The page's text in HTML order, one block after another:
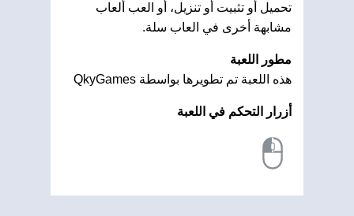
تحميل أو تثبيت أو تنزيل، أو العب ألعاب
مشابهة أخرى في العاب سلة.
مطور اللعبة
هذه اللعبة تم تطويرها بواسطة QkyGames
أزرار التحكم في اللعبة